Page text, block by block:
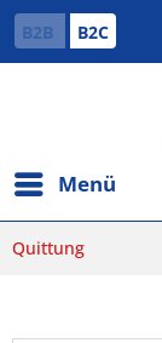
B2B B2C
Menü
Quittung